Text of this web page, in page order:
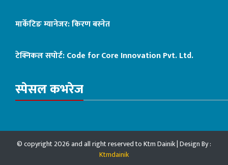
मार्केटिङ म्यानेजर: किरण बस्नेत
टेक्निकल सपोर्ट:Code for Core Innovation Pvt. Ltd.
स्पेसल कभरेज
© copyright 2026 and all right reserved to Ktm Dainik | Design By :
Ktmdainik